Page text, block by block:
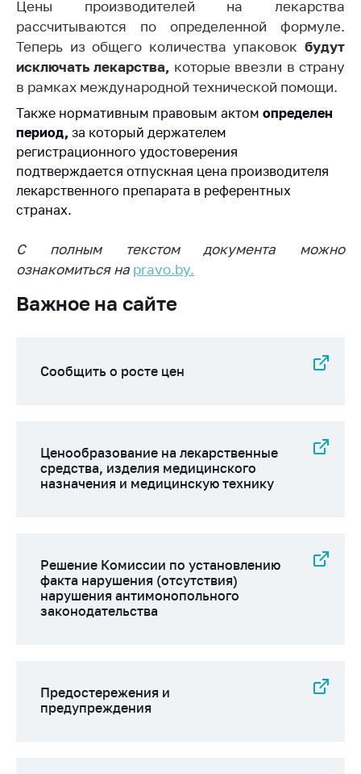
геральдические
символы
5 лет МАРТ
Деятельность
Ценовая политика
Антимонопольное
регулирование и
конкуренция
Торговля и услуги
контроль закупок
Защита прав
нетарифного
регулирования
Биржевая торговля
Республике
Беларусь
Защита
персональных
Обратиться в МАРТ
Цены производителей на лекарства
рассчитываются по определенной формуле.
Теперь из общего количества упаковок будут
исключать лекарства, которые ввезли в страну
в рамках международной технической помощи.
Также нормативным правовым актом определен
период, за который держателем
регистрационного удостоверения
подтверждается отпускная цена производителя
лекарственного препарата в референтных
странах.
С полным текстом документа можно
ознакомиться на pravo.by.
Важное на сайте
Сообщить о росте цен
Ценообразование на лекарственные
средства, изделия медицинского
назначения и медицинскую технику
Решение Комиссии по установлению
факта нарушения (отсутствия)
нарушения антимонопольного
законодательства
Предостережения и
предупреждения